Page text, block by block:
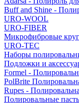
Buff and Shine -
URO-WOOL
URO-FIBER
Микрофибровые
URO-TEC
Наборы
Подложки и
Formel -
PolBrite
Rupes -
Полировальные